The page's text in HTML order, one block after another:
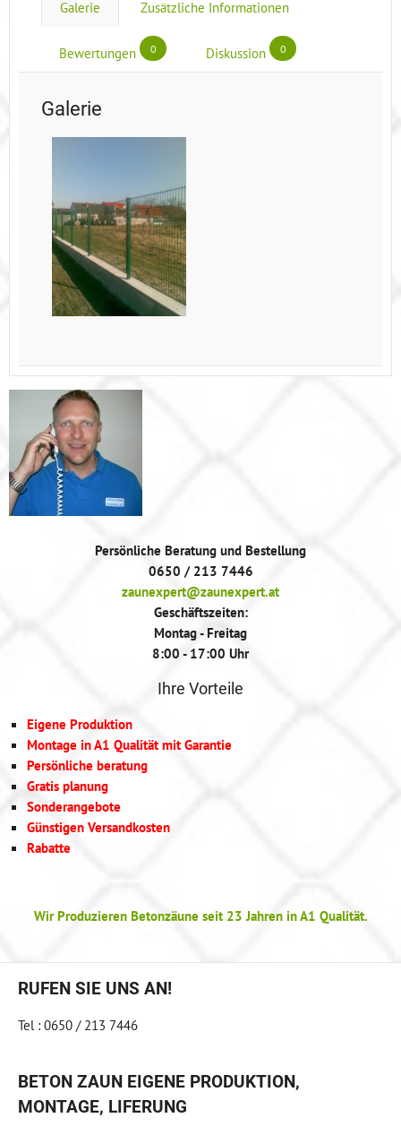
Galerie Zusätzliche Informationen
Bewertungen 0 Diskussion 0
Galerie
Persönliche Beratung und Bestellung
0650 / 213 7446
zaunexpert@zaunexpert.at
Geschäftszeiten:
Montag - Freitag
8:00 - 17:00 Uhr
Ihre Vorteile
Eigene Produktion
Montage in A1 Qualität mit Garantie
Persönliche beratung
Gratis planung
Sonderangebote
Günstigen Versandkosten
Rabatte
Wir Produzieren Betonzäune seit 23 Jahren in A1 Qualität.
RUFEN SIE UNS AN!
Tel : 0650 / 213 7446
BETON ZAUN EIGENE PRODUKTION,
MONTAGE, LIFERUNG